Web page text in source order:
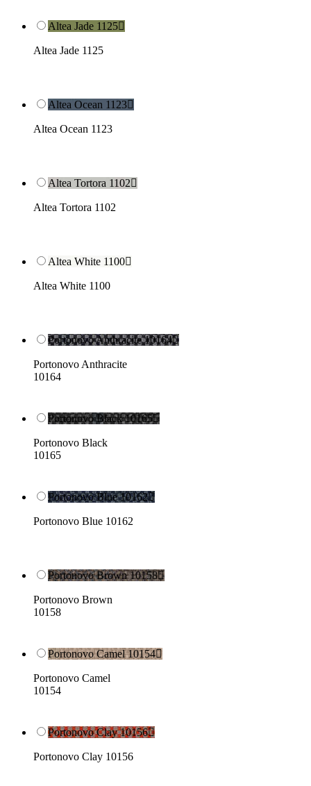
Altea Jade 1125
Altea Jade 1125
Altea Ocean 1123
Altea Ocean 1123
Altea Tortora 1102
Altea Tortora 1102
Altea White 1100
Altea White 1100
Portonovo Anthracite 10164
Portonovo Anthracite
10164
Portonovo Black 10165
Portonovo Black
10165
Portonovo Blue 10162
Portonovo Blue 10162
Portonovo Brown 10158
Portonovo Brown
10158
Portonovo Camel 10154
Portonovo Camel
10154
Portonovo Clay 10156
Portonovo Clay 10156